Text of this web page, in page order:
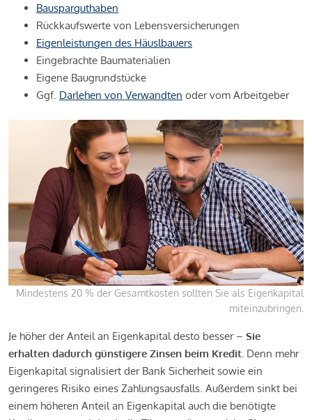
Bausparguthaben
Rückkaufswerte von Lebensversicherungen
Eigenleistungen des Häuslbauers
Eingebrachte Baumaterialien
Eigene Baugrundstücke
Ggf. Darlehen von Verwandten oder vom Arbeitgeber
Mindestens 20 % der Gesamtkosten sollten Sie als Eigenkapital
miteinzubringen.
Je höher der Anteil an Eigenkapital desto besser – Sie
erhalten dadurch günstigere Zinsen beim Kredit. Denn mehr
Eigenkapital signalisiert der Bank Sicherheit sowie ein
geringeres Risiko eines Zahlungsausfalls. Außerdem sinkt bei
einem höheren Anteil an Eigenkapital auch die benötigte